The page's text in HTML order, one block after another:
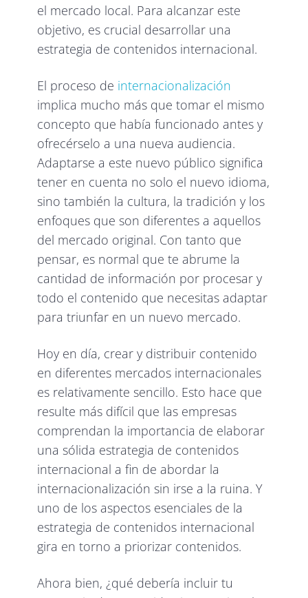
el mercado local. Para alcanzar este
objetivo, es crucial desarrollar una
estrategia de contenidos internacional.
El proceso de internacionalización
implica mucho más que tomar el mismo
concepto que había funcionado antes y
ofrecérselo a una nueva audiencia.
Adaptarse a este nuevo público significa
tener en cuenta no solo el nuevo idioma,
sino también la cultura, la tradición y los
enfoques que son diferentes a aquellos
del mercado original. Con tanto que
pensar, es normal que te abrume la
cantidad de información por procesar y
todo el contenido que necesitas adaptar
para triunfar en un nuevo mercado.
Hoy en día, crear y distribuir contenido
en diferentes mercados internacionales
es relativamente sencillo. Esto hace que
resulte más difícil que las empresas
comprendan la importancia de elaborar
una sólida estrategia de contenidos
internacional a fin de abordar la
internacionalización sin irse a la ruina. Y
uno de los aspectos esenciales de la
estrategia de contenidos internacional
gira en torno a priorizar contenidos.
Ahora bien, ¿qué debería incluir tu